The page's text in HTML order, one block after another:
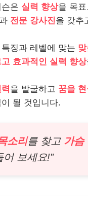
은 실력 향상을 목
과 전문 강사진을 갖추
징과 레벨에 맞는
고 효과적인 실력 향상
을 발굴하고 꿈을
될 것입니다.
소리를 찾고 가슴
어 보세요!”